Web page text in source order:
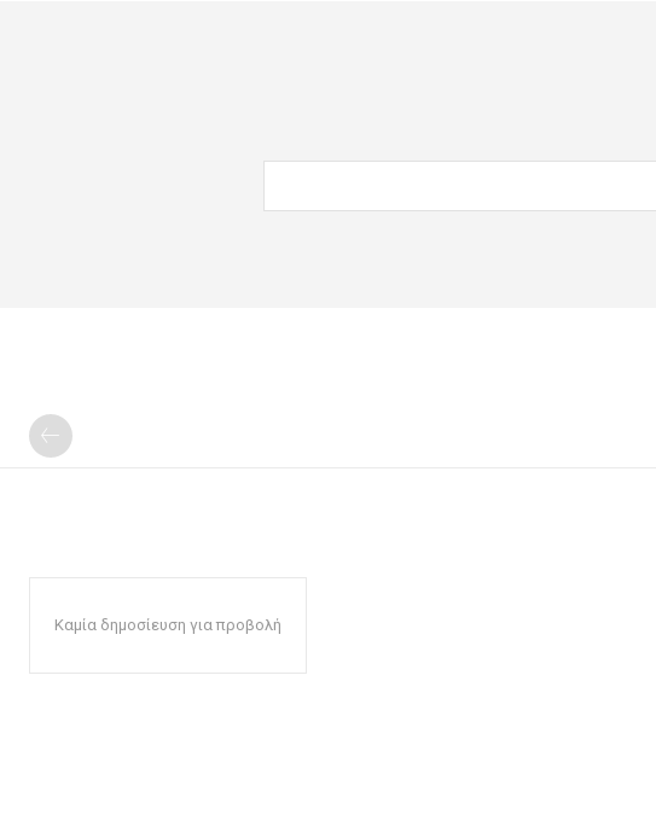
Καμία δημοσίευση για προβολή